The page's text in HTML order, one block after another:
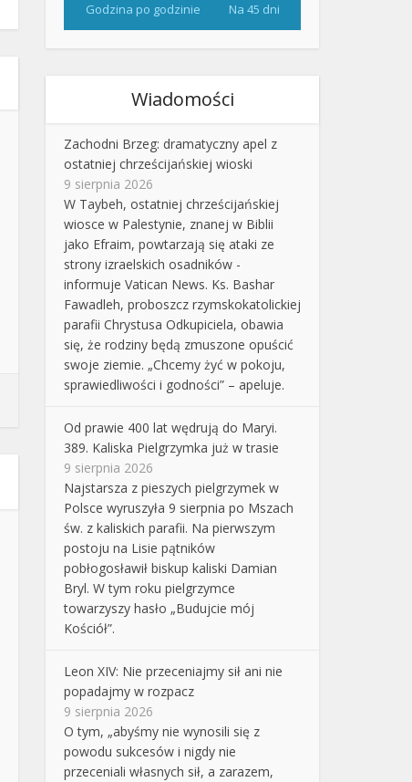
Godzina po godzinie Na 45 dni
Wiadomości
Zachodni Brzeg: dramatyczny apel z
ostatniej chrześcijańskiej wioski
9 sierpnia 2026
W Taybeh, ostatniej chrześcijańskiej
wiosce w Palestynie, znanej w Biblii
jako Efraim, powtarzają się ataki ze
strony izraelskich osadników -
informuje Vatican News. Ks. Bashar
Fawadleh, proboszcz rzymskokatolickiej
parafii Chrystusa Odkupiciela, obawia
się, że rodziny będą zmuszone opuścić
swoje ziemie. „Chcemy żyć w pokoju,
sprawiedliwości i godności” – apeluje.
Od prawie 400 lat wędrują do Maryi.
389. Kaliska Pielgrzymka już w trasie
9 sierpnia 2026
Najstarsza z pieszych pielgrzymek w
Polsce wyruszyła 9 sierpnia po Mszach
św. z kaliskich parafii. Na pierwszym
postoju na Lisie pątników
pobłogosławił biskup kaliski Damian
Bryl. W tym roku pielgrzymce
towarzyszy hasło „Budujcie mój
Kościół”.
Leon XIV: Nie przeceniajmy sił ani nie
popadajmy w rozpacz
9 sierpnia 2026
O tym, „abyśmy nie wynosili się z
powodu sukcesów i nigdy nie
przeceniali własnych sił, a zarazem,